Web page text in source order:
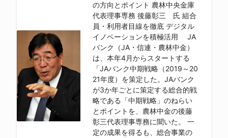
の方向とポイント 農林中央金庫
代表理事専務 後藤彰三 氏 組合
員・利用者目線を徹底 デジタル
イノベーションを積極活用 JA
バンク（JA・信連・農林中金）
は、本年4月からスタートする
「JAバンク中期戦略（2019～20
21年度）を策定した。JAバンク
が3か年ごとに策定する総合的戦
略である「中期戦略」のねらい
とポイントを、農林中金の後藤
彰三代表理事専務に聞いた。 一
定の成果を得るも、総合事業の